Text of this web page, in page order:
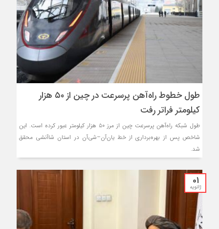
طول خطوط راه‌آهن پرسرعت در چین از ۵۰ هزار
کیلومتر فراتر رفت
طول شبکه راه‌آهن پرسرعت چین از مرز ۵۰ هزار کیلومتر عبور کرده است. این
شاخص پس از بهره‌برداری از خط یان‌آن–شی‌آن در استان شاآنشی محقق
شد.
01
ژانویه